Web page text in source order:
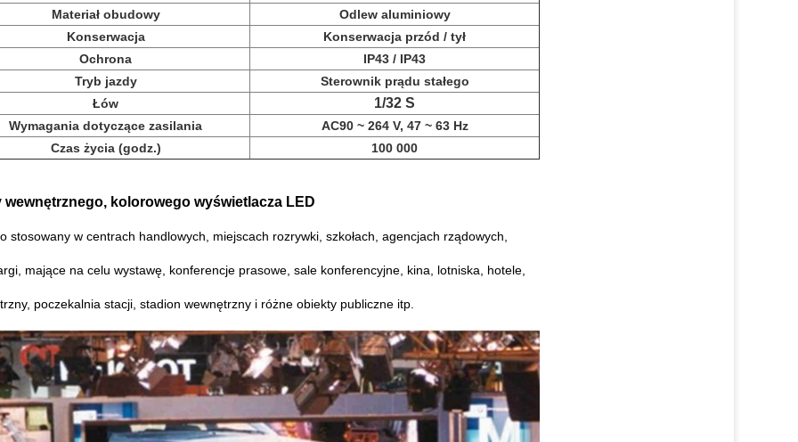
Materiał obudowy
Odlew aluminiowy
Konserwacja
Konserwacja przód / tył
Ochrona
IP43 / IP43
Tryb jazdy
Sterownik prądu stałego
Łów
1/32 S
Wymagania dotyczące zasilania
AC90 ~ 264 V, 47 ~ 63 Hz
Czas życia (godz.)
100 000
wewnętrznego, kolorowego wyświetlacza LED
stosowany w centrach handlowych, miejscach rozrywki, szkołach, agencjach rządowych,
mające na celu wystawę, konferencje prasowe, sale konferencyjne, kina, lotniska, hotele,
poczekalnia stacji, stadion wewnętrzny i różne obiekty publiczne itp.